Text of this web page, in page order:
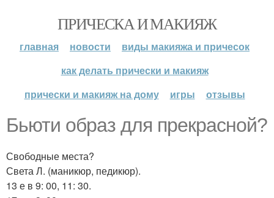
ПРИЧЕСКА И МАКИЯЖ
главная новости
виды макияжа и причесок
как делать прически и макияж
прически и макияж на дому
игры отзывы
Бьюти образ для прекрасной?
Свободные места?
Света Л. (маникюр, педикюр).
13 е в 9: 00, 11: 30.